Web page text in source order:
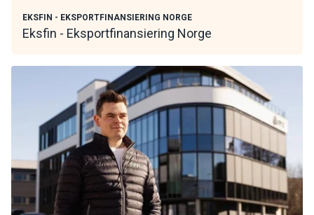
EKSFIN - EKSPORTFINANSIERING NORGE
Eksfin - Eksportfinansiering Norge